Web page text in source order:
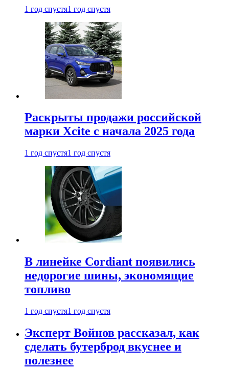
1 год спустя1 год спустя
Раскрыты продажи российской
марки Xcite с начала 2025 года
1 год спустя1 год спустя
В линейке Cordiant появились
недорогие шины, экономящие
топливо
1 год спустя1 год спустя
Эксперт Войнов рассказал, как
сделать бутерброд вкуснее и
полезнее